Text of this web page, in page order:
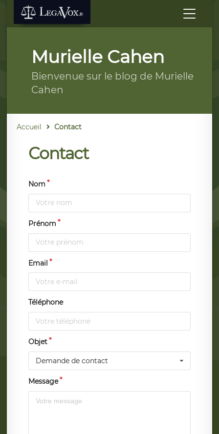
Murielle Cahen
Bienvenue sur le blog de Murielle
Cahen
Accueil Contact
Contact
Nom
Prénom
Email
Téléphone
Objet
Demande de contact
Message